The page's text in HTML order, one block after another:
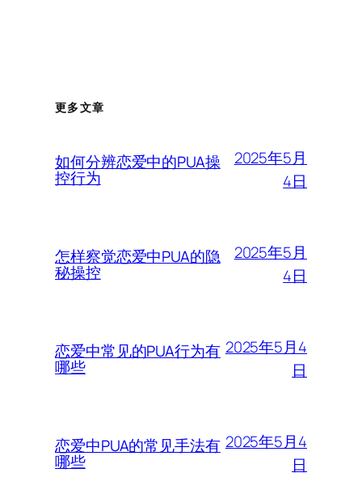
更多文章
如何分辨恋爱中的PUA操
控行为
2025年5月
4日
怎样察觉恋爱中PUA的隐
秘操控
2025年5月
4日
恋爱中常见的PUA行为有
哪些
2025年5月4
日
恋爱中PUA的常见手法有
哪些
2025年5月4
日